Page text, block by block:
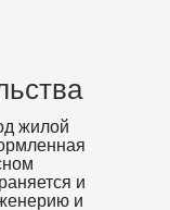
жилой
и
и